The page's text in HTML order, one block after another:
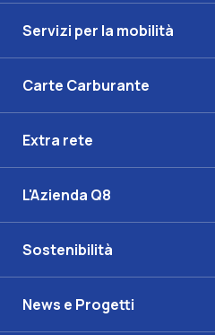
Servizi per la mobilità
Carte Carburante
Extra rete
L'Azienda Q8
Sostenibilità
News e Progetti